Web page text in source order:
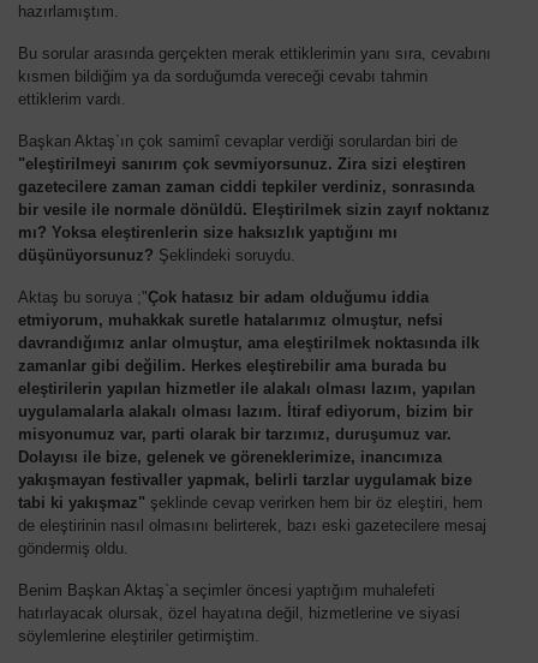
hazırlamıştım.
Bu sorular arasında gerçekten merak ettiklerimin yanı sıra, cevabını
kısmen bildiğim ya da sorduğumda vereceği cevabı tahmin
ettiklerim vardı.
Başkan Aktaş`ın çok samimî cevaplar verdiği sorulardan biri de
"eleştirilmeyi sanırım çok sevmiyorsunuz. Zira sizi eleştiren
gazetecilere zaman zaman ciddi tepkiler verdiniz, sonrasında
bir vesile ile normale dönüldü. Eleştirilmek sizin zayıf noktanız
mı? Yoksa eleştirenlerin size haksızlık yaptığını mı
düşünüyorsunuz? Şeklindeki soruydu.
Aktaş bu soruya ;"Çok hatasız bir adam olduğumu iddia
etmiyorum, muhakkak suretle hatalarımız olmuştur, nefsi
davrandığımız anlar olmuştur, ama eleştirilmek noktasında ilk
zamanlar gibi değilim. Herkes eleştirebilir ama burada bu
eleştirilerin yapılan hizmetler ile alakalı olması lazım, yapılan
uygulamalarla alakalı olması lazım. İtiraf ediyorum, bizim bir
misyonumuz var, parti olarak bir tarzımız, duruşumuz var.
Dolayısı ile bize, gelenek ve göreneklerimize, inancımıza
yakışmayan festivaller yapmak, belirli tarzlar uygulamak bize
tabi ki yakışmaz" şeklinde cevap verirken hem bir öz eleştiri, hem
de eleştirinin nasıl olmasını belirterek, bazı eski gazetecilere mesaj
göndermiş oldu.
Benim Başkan Aktaş`a seçimler öncesi yaptığım muhalefeti
hatırlayacak olursak, özel hayatına değil, hizmetlerine ve siyasi
söylemlerine eleştiriler getirmiştim.